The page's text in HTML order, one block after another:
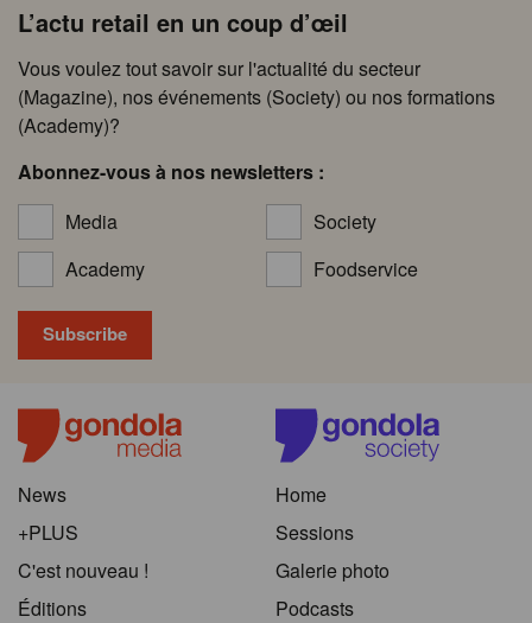
L’actu retail en un coup d’œil
Vous voulez tout savoir sur l'actualité du secteur
(Magazine), nos événements (Society) ou nos formations
(Academy)?
Abonnez-vous à nos newsletters :
Media
Society
Academy
Foodservice
News
+PLUS
C'est nouveau !
Éditions
Home
Sessions
Galerie photo
Podcasts